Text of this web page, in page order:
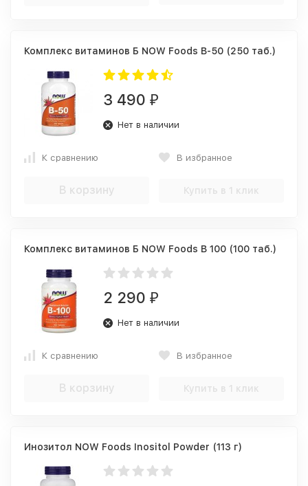
Комплекс витаминов Б NOW Foods B-50 (250 таб.)
3 490 ₽
Нет в наличии
К сравнению В избранное
В корзину Купить в 1 клик
Комплекс витаминов Б NOW Foods B 100 (100 таб.)
2 290 ₽
Нет в наличии
К сравнению В избранное
В корзину Купить в 1 клик
Инозитол NOW Foods Inositol Powder (113 г)